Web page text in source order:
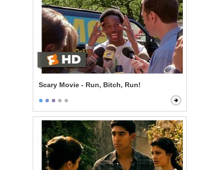
Scary Movie - Run, Bitch, Run!